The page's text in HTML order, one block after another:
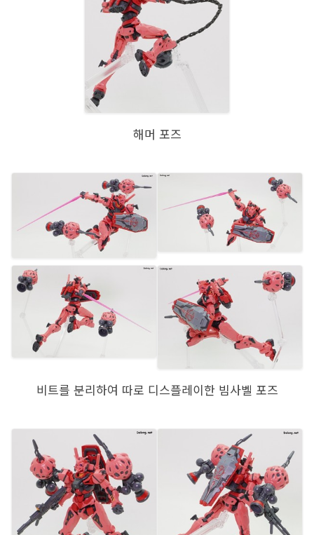
해머 포즈
비트를 분리하여 따로 디스플레이한 빔사벨 포즈